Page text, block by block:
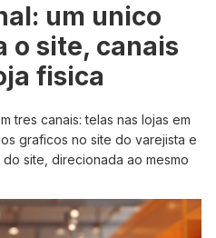
um unico
o site, canais
fisica
tres canais: telas nas lojas em
graficos no site do varejista e
site, direcionada ao mesmo